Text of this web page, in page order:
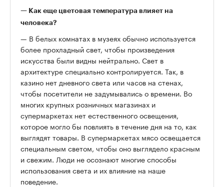
— Как еще цветовая температура влияет на
человека?
— В белых комнатах в музеях обычно используется
более прохладный свет, чтобы произведения
искусства были видны нейтрально. Свет в
архитектуре специально контролируется. Так, в
казино нет дневного света или часов на стенах,
чтобы посетители не задумывались о времени. Во
многих крупных розничных магазинах и
супермаркетах нет естественного освещения,
которое могло бы повлиять в течение дня на то, как
выглядят товары. В супермаркетах мясо освещается
специальным светом, чтобы оно выглядело красным
и свежим. Люди не осознают многие способы
использования света и их влияние на наше
поведение.